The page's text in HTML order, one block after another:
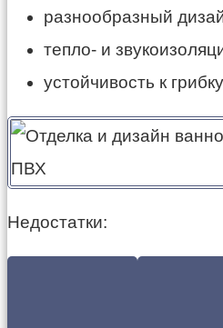
разнообразный
тепло- и
устойчивость к
Недостатки: